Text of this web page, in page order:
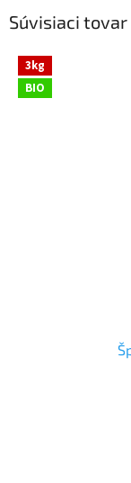
Súvisiaci tovar
3kg
BIO